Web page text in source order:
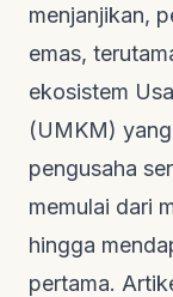
menjanjikan,
emas,
ekosistem
(UMKM)
pengusaha
memulai dari
hingga
pertama.